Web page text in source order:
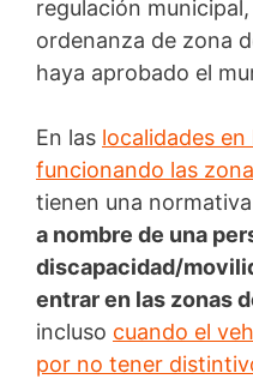
regulación
ordenanza de zona
haya aprobado el
En las localidades en
funcionando las
tienen una
a nombre de una
discapacidad/
entrar en las zonas
incluso cuando el
por no tener